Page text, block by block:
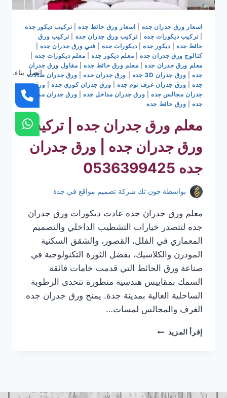
اسعار ورق جدران جده اسعار ورق حائط جده|تركيب ديكور جده
|تركيب ديكورات جده |تركيب ورق جدران جده |تركيب ورق
حائط جده| ديكور جده| ديكورات جده فني ورق جدران جده
كتالوج ورق جدران جده| معلم ديكور جده معلم ديكورات جده
معلم ورق جدران جده| معلم ورق حائط جده| مقاول ورق جدران
جده| ورق جدران 3D جده ورق جدران جده| ورق جدران صالات
جده| ورق جدران غرف نوم جده ورق جدران كوري جده| ورق
جدران مجالس جده| ورق جدران مداخل جده
ورق جدران ممرات
جده| ورق حائط جده
معلم ورق جدران جده | تركيب
ورق جدران جده | ورق جدران
جده 0536399425
بواسطة جون تك شركة تصميم مواقع في جدة
معلم ورق جدران جده عادت ديكورات ورق جدران
جده لتتصدر خيارات التشطيب الداخلي والتصميم
المعماري في الفلل، القصور، والشقق السكنية
المودرن والكلاسيك، بفضل الثورة التكنولوجية في
صناعة ورق الحائط التي قدمت خامات فائقة
السمك بمقاييس هندسية متطورة تتحدى الرطوبة
الساحلية العالية بمدينة جدة. يمنح ورق جدران جده
الغرف والمجالس لمسات…
إقرأ المزيد معلم
ورق
اتصل بناء.